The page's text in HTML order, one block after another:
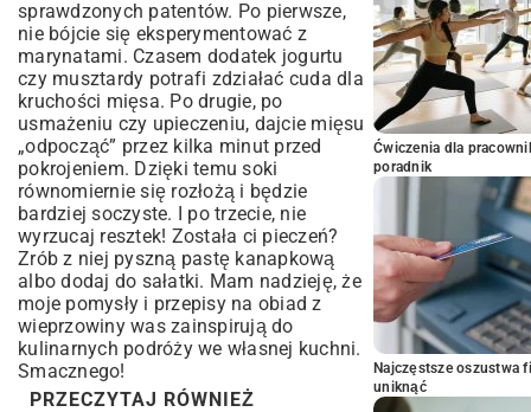
sprawdzonych patentów. Po pierwsze,
nie bójcie się eksperymentować z
marynatami. Czasem dodatek jogurtu
czy musztardy potrafi zdziałać cuda dla
kruchości mięsa. Po drugie, po
usmażeniu czy upieczeniu, dajcie mięsu
„odpocząć” przez kilka minut przed
pokrojeniem. Dzięki temu soki
równomiernie się rozłożą i będzie
bardziej soczyste. I po trzecie, nie
wyrzucaj resztek! Została ci pieczeń?
Zrób z niej pyszną pastę kanapkową
albo dodaj do sałatki. Mam nadzieję, że
moje pomysły i przepisy na obiad z
wieprzowiny was zainspirują do
kulinarnych podróży we własnej kuchni.
Smacznego!
PRZECZYTAJ RÓWNIEŻ
Ćwiczenia dla
poradnik
Najczęstsze oszustwa
uniknąć